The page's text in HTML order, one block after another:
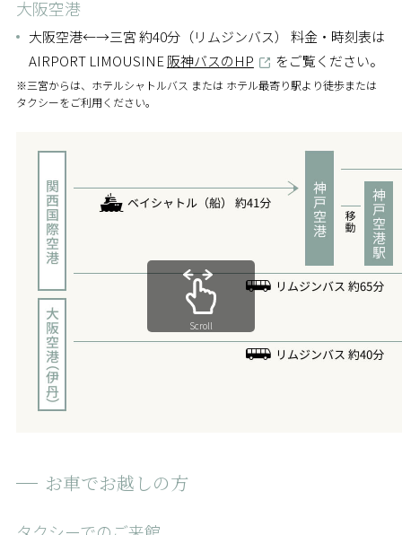
大阪空港
大阪空港←→三宮 約40分（リムジンバス） 料金・時刻表は
AIRPORT LIMOUSINE阪神バスのHP をご覧ください。
※三宮からは、ホテルシャトルバス または ホテル最寄り駅より徒歩または
タクシーをご利用ください。
Scroll
お車でお越しの方